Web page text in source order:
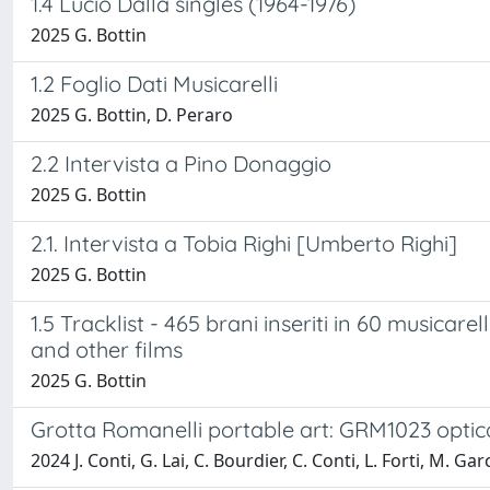
2025 G. Bottin
1.2 Foglio Dati Musicarelli
2025 G. Bottin, D. Peraro
2.2 Intervista a Pino Donaggio
2025 G. Bottin
2.1. Intervista a Tobia Righi [Umberto Righi]
2025 G. Bottin
1.5 Tracklist - 465 brani inseriti in 60
and other films
2025 G. Bottin
Grotta Romanelli portable art: GRM1023
2024 J. Conti, G. Lai, C. Bourdier, C. Conti, L. Forti, M.